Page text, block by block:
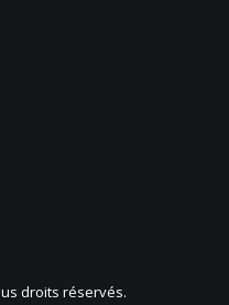
droits réservés.